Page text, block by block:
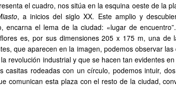
el cuadro, nos sitúa en la esquina oeste de la
, a inicios del siglo XX. Este amplio y
encarna el lema de la ciudad: «lugar de
es, por sus dimensiones 205 x 175 m, una de
que aparecen en la imagen, podemos observar
revolución industrial y que se hacen tan evidentes
casitas rodeadas con un círculo, podemos intuir,
comunican esta plaza con el resto de la ciudad,